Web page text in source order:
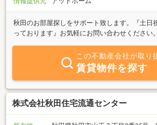
秋田のお部屋探しをサポート致します。『土日
っております』お気軽にお問い合わせください。
この不動産会社が取り
賃貸物件を探す
株式会社秋田住宅流通センター